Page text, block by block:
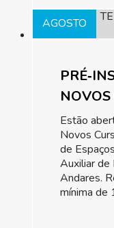
AGOSTO
Estão
Novos
de
Auxiliar de
Andares.
mínima de